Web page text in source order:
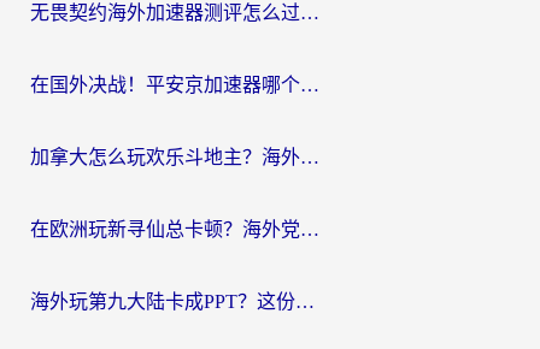
无畏契约海外加速器测评怎么过？海外玩家亲测实用指南（附小众技巧）
在国外决战！平安京加速器哪个好用一点？老玩家亲测番茄加速器全解析
加拿大怎么玩欢乐斗地主？海外党国服游戏加速终极指南（附绝地求生未来之役300英雄实测）
在欧洲玩新寻仙总卡顿？海外党必看的国服游戏加速全攻略
海外玩第九大陆卡成PPT？这份网络加速指南帮你丝滑上分